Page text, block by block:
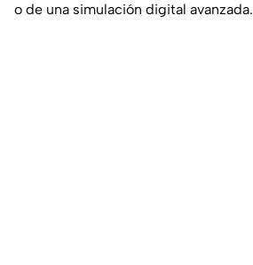
o de una simulación digital avanzada.